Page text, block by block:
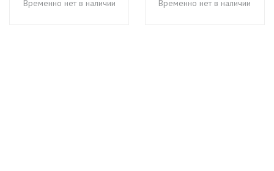
Временно нет в наличии Временно нет в наличии